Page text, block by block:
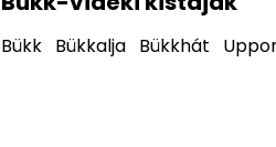
Bükk Bükkalja Bükkhát